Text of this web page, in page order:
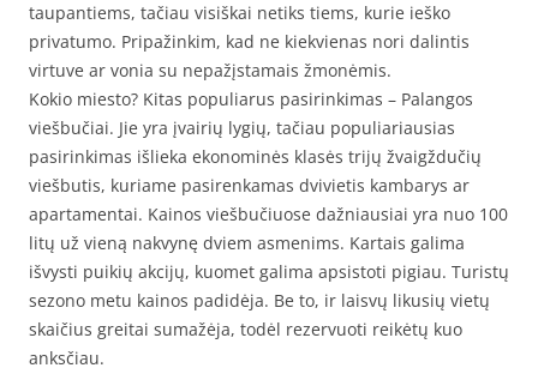
taupantiems, tačiau visiškai netiks tiems, kurie ieško
privatumo. Pripažinkim, kad ne kiekvienas nori dalintis
virtuve ar vonia su nepažįstamais žmonėmis.
Kokio miesto? Kitas populiarus pasirinkimas – Palangos
viešbučiai. Jie yra įvairių lygių, tačiau populiariausias
pasirinkimas išlieka ekonominės klasės trijų žvaigždučių
viešbutis, kuriame pasirenkamas dvivietis kambarys ar
apartamentai. Kainos viešbučiuose dažniausiai yra nuo 100
litų už vieną nakvynę dviem asmenims. Kartais galima
išvysti puikių akcijų, kuomet galima apsistoti pigiau. Turistų
sezono metu kainos padidėja. Be to, ir laisvų likusių vietų
skaičius greitai sumažėja, todėl rezervuoti reikėtų kuo
anksčiau.